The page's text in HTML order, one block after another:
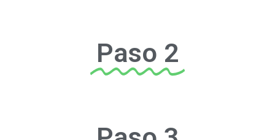
Paso 2